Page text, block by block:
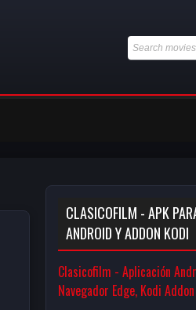
CLASICOFILM - APK
ANDROID Y ADDON KODI
Clasicofilm - Aplicación
Navegador Edge, Kodi Addon